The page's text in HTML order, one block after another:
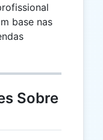
base nas
Sobre